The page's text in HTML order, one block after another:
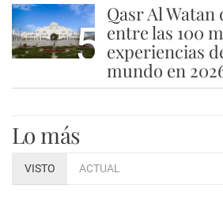
5
Qasr Al Watan
entre las 100
experiencias
mundo en
Lo más
VISTO ACTUAL